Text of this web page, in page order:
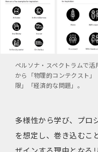
ペルソナ・スペクトラムで
から「物理的コンテクスト
限」「経済的な問題」。
多様性から学び、プロ
を想定し、巻き込むこ